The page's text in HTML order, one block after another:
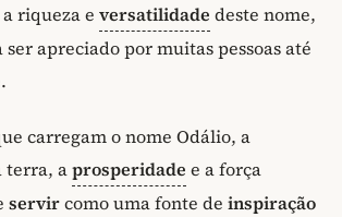
riqueza e versatilidade deste nome,
apreciado por muitas pessoas até
carregam o nome Odálio, a
terra, aprosperidade e a força
servircomo uma fonte de inspiração